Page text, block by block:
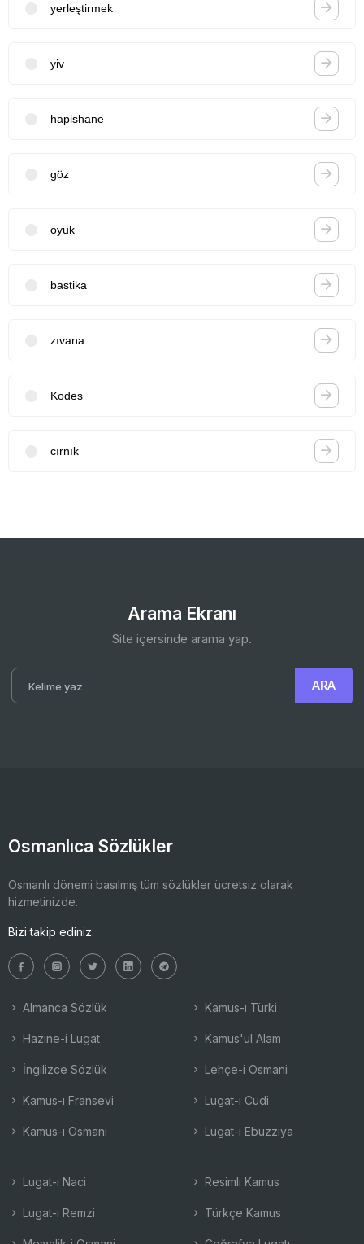
yerleştirmek
yiv
hapishane
göz
oyuk
bastika
zıvana
Kodes
cırnık
Arama Ekranı
Site içersinde arama yap.
Osmanlıca Sözlükler
Osmanlı dönemi basılmış tüm sözlükler ücretsiz olarak
hizmetinizde.
Bizi takip ediniz:
Almanca Sözlük
Hazine-i Lugat
İngilizce Sözlük
Kamus-ı Fransevi
Kamus-ı Osmani
Kamus-ı Türki
Kamus'ul Alam
Lehçe-i Osmani
Lugat-ı Cudi
Lugat-ı Ebuzziya
Lugat-ı Naci
Lugat-ı Remzi
Resimli Kamus
Türkçe Kamus